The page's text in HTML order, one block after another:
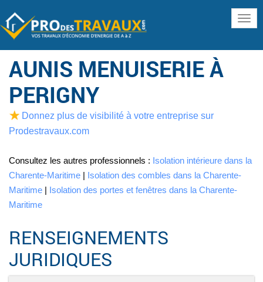
AUNIS MENUISERIE À
PERIGNY
Donnez plus de visibilité à votre entreprise sur
Prodestravaux.com
Consultez les autres professionnels : Isolation intérieure dans la
Charente-Maritime | Isolation des combles dans la Charente-
Maritime | Isolation des portes et fenêtres dans la Charente-
Maritime
RENSEIGNEMENTS
JURIDIQUES